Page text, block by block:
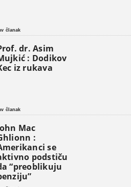
članak
dr. Asim
: Dodikov
iz rukava
članak
Mac
:
se
podstiču
“preoblikuju